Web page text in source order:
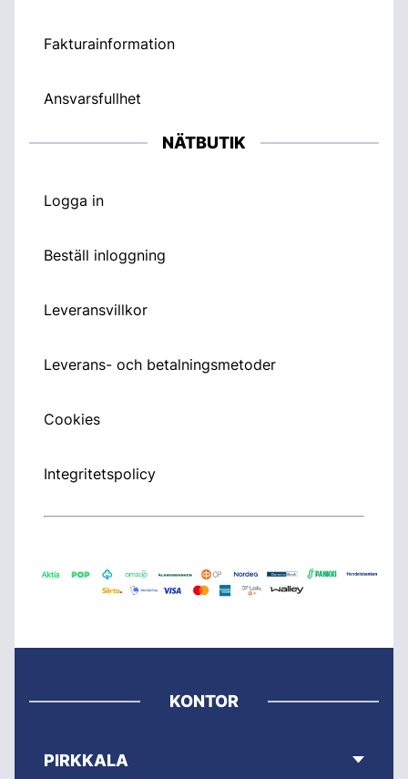
Fakturainformation
Ansvarsfullhet
NÄTBUTIK
Logga in
Beställ inloggning
Leveransvillkor
Leverans- och betalningsmetoder
Cookies
Integritetspolicy
KONTOR
PIRKKALA